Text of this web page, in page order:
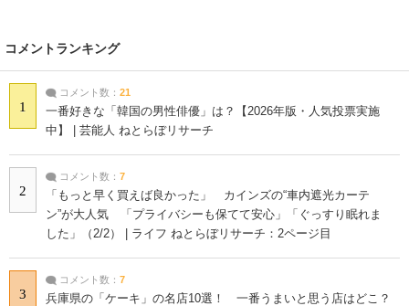
コメントランキング
1
コメント数： 21
一番好きな「韓国の男性俳優」は？【2026年版・人気投票実施
中】 | 芸能人 ねとらぼリサーチ
2
コメント数： 7
「もっと早く買えば良かった」 カインズの“車内遮光カーテ
ン”が大人気 「プライバシーも保てて安心」「ぐっすり眠れま
した」（2/2） | ライフ ねとらぼリサーチ：2ページ目
3
コメント数： 7
兵庫県の「ケーキ」の名店10選！ 一番うまいと思う店はどこ？